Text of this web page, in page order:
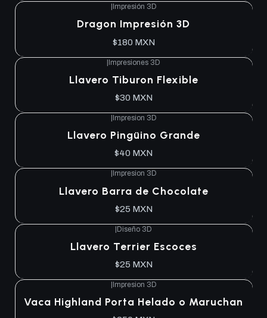
Impresión 3D
Dragon Impresión 3D
$180 MXN
|Impresiones 3D
Llavero Tiburon Flexible
$30 MXN
Impresion 3D
Llavero Pingüino Grande
$40 MXN
Impresion 3D
Llavero Barra de Chocolate
$25 MXN
|Diseño 3D
Llavero Terrier Escoces
$25 MXN
Impresion 3D
Vaca Highland Porta Helado o Maruchan